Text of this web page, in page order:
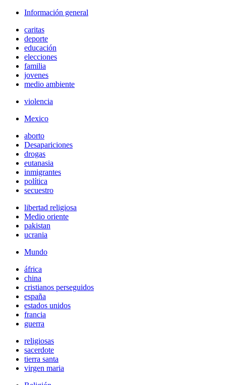
Información general
caritas
deporte
educación
elecciones
familia
jovenes
medio ambiente
violencia
Mexico
aborto
Desapariciones
drogas
eutanasia
inmigrantes
política
secuestro
libertad religiosa
Medio oriente
pakistan
ucrania
Mundo
áfrica
china
cristianos perseguidos
españa
estados unidos
francia
guerra
religiosas
sacerdote
tierra santa
virgen maria